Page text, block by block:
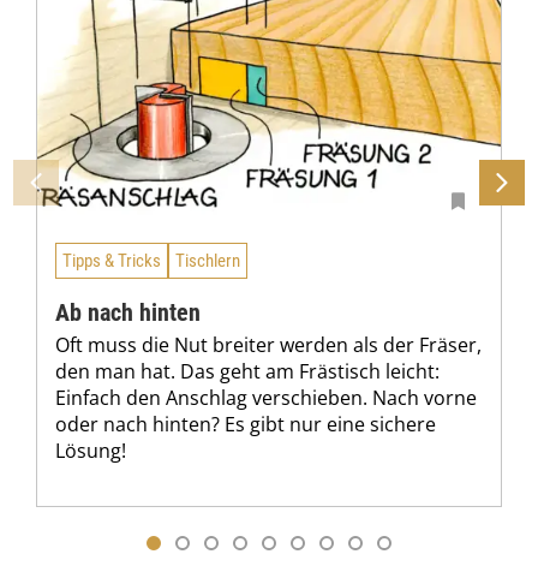
Tipps & Tricks Tischlern
Ab nach hinten
Oft muss die Nut breiter werden als der Fräser,
den man hat. Das geht am Frästisch leicht:
Einfach den Anschlag verschieben. Nach vorne
oder nach hinten? Es gibt nur eine sichere
Lösung!